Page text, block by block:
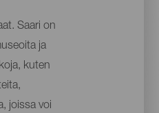
Saari on
ja
kuten
joissa voi